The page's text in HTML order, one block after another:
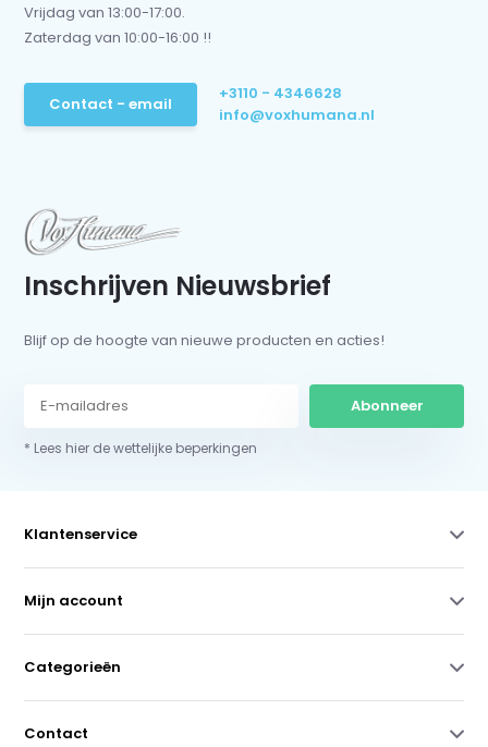
Vrijdag van 13:00-17:00.
Zaterdag van 10:00-16:00 !!
Contact - email
+3110 - 4346628
info@voxhumana.nl
Inschrijven Nieuwsbrief
Blijf op de hoogte van nieuwe producten en acties!
Abonneer
* Lees hier de wettelijke beperkingen
Klantenservice
Mijn account
Categorieën
Contact